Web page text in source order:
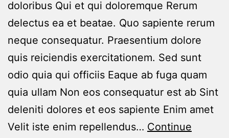
doloribus Qui et qui doloremque Rerum
delectus ea et beatae. Quo sapiente rerum
neque consequatur. Praesentium dolore
quis reiciendis exercitationem. Sed sunt
odio quia qui officiis Eaque ab fuga quam
quia ullam Non eos consequatur est ab Sint
deleniti dolores et eos sapiente Enim amet
Velit iste enim repellendus… Continue